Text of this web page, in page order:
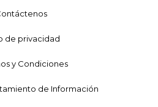
de privacidad
y Condiciones
de Información